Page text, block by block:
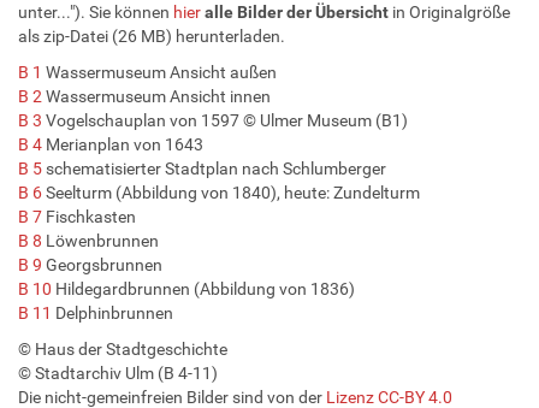
unter..."). Sie können hieralle BilderderÜbersicht in Originalgröße
als zip-Datei (26 MB) herunterladen.
B 1 Wassermuseum Ansicht außen
B 2 Wassermuseum Ansicht innen
B 3 Vogelschauplan von 1597 © Ulmer Museum (B1)
B 4 Merianplan von 1643
B 5 schematisierter Stadtplan nach Schlumberger
B 6Seelturm (Abbildung von 1840), heute: Zundelturm
B 7 Fischkasten
B 8 Löwenbrunnen
B 9 Georgsbrunnen
B 10 Hildegardbrunnen (Abbildung von 1836)
B 11 Delphinbrunnen
© Haus der Stadtgeschichte
© Stadtarchiv Ulm (B 4-11)
Die nicht-gemeinfreien Bilder sind von der Lizenz CC-BY 4.0